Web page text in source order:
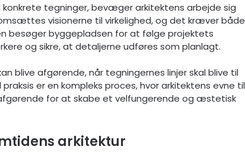
tegninger, bevæger arkitektens arbejde sig
visionerne til virkelighed, og det kræver både
besøger byggepladsen for at følge projektets
og sikre, at detaljerne udføres som planlagt.
blive afgørende, når tegningernes linjer skal blive til
er en kompleks proces, hvor arkitektens evne til
for at skabe et velfungerende og æstetisk
arkitektur